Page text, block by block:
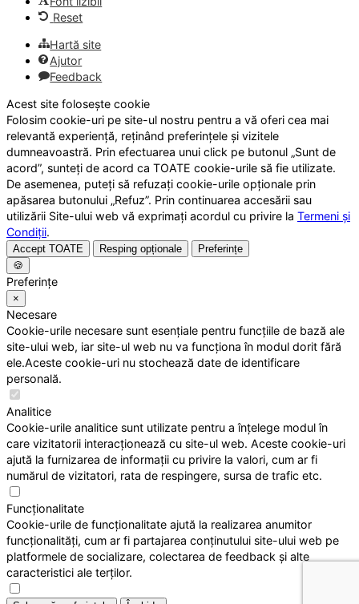
Reset
Hartă site
Ajutor
Feedback
Acest site folosește cookie
Folosim cookie-uri pe site-ul nostru pentru a vă oferi cea mai
relevantă experiență, reținând preferințele și vizitele
dumneavoastră. Prin efectuarea unui click pe butonul „Sunt de
acord”, sunteți de acord ca TOATE cookie-urile să fie utilizate.
De asemenea, puteți să refuzați cookie-urile opționale prin
apăsarea butonului „Refuz”. Prin continuarea accesării sau
utilizării Site-ului web vă exprimați acordul cu privire la Termeni și
Condiții.
Accept TOATE Resping opționale
Preferințe
🍪
Preferințe
×
Necesare
Cookie-urile necesare sunt esențiale pentru funcțiile de bază ale
site-ului web, iar site-ul web nu va funcționa în modul dorit fără
ele.Aceste cookie-uri nu stochează date de identificare
personală.
Analitice
Cookie-urile analitice sunt utilizate pentru a înțelege modul în
care vizitatorii interacționează cu site-ul web. Aceste cookie-uri
ajută la furnizarea de informații cu privire la valori, cum ar fi
numărul de vizitatori, rata de respingere, sursa de trafic etc.
Funcționalitate
Cookie-urile de funcționalitate ajută la realizarea anumitor
funcționalități, cum ar fi partajarea conținutului site-ului web pe
platformele de socializare, colectarea de feedback și alte
caracteristici ale terților.